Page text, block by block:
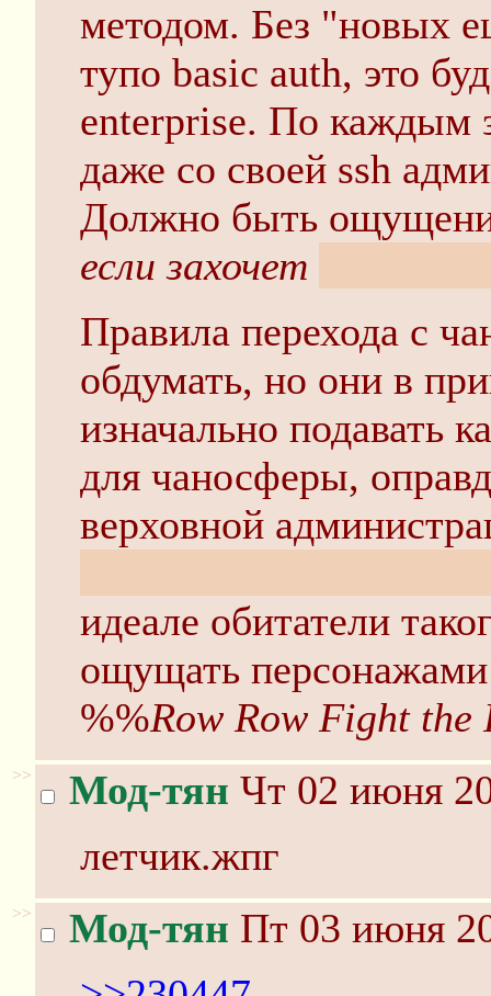
методом. Без "новых
тупо basic auth, это
enterprise. По каждым
даже со своей ssh
Должно быть
если захочет
Правила перехода с
обдумать, но они в
изначально подавать
для чаносферы,
верховной
идеале обитатели
ощущать
%%Row Row Fight the
>> Мод-тян Чт 02 июня
летчик.жпг
>> Мод-тян Пт 03 июня